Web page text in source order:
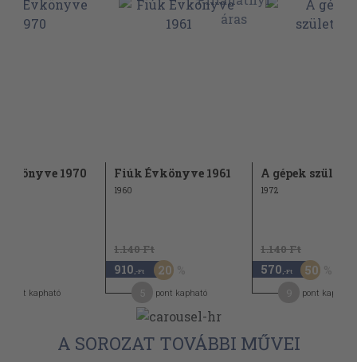
1970
pont kapható
Fiúk Évkönyve 1961
1960
1.140 Ft
910 ,-Ft 20
pont kapható
A gépek
1972
1.140 Ft
570 ,-Ft 50
pont kapható
A SOROZAT TOVÁBBI MŰVEI